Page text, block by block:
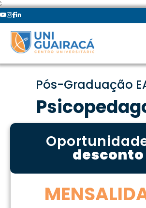
';
Pós-Graduação
desconto